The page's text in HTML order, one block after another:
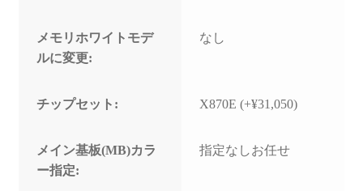
メモリホワイトモデ
ルに変更:
なし
チップセット: X870E (+¥31,050)
メイン基板(MB)カラ
ー指定:
指定なしお任せ